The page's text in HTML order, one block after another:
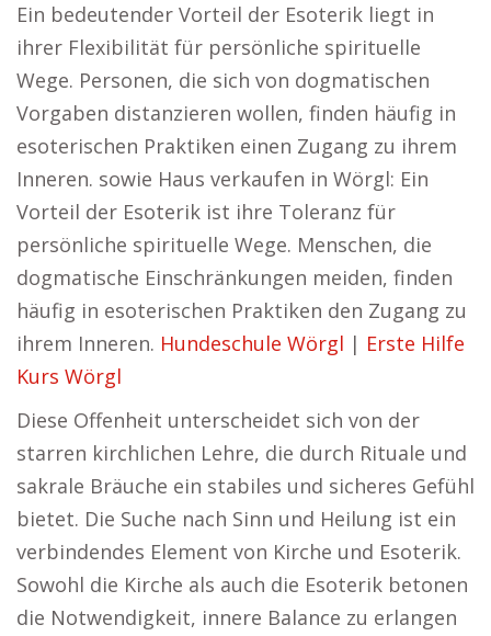
Ein bedeutender Vorteil der Esoterik liegt in
ihrer Flexibilität für persönliche spirituelle
Wege. Personen, die sich von dogmatischen
Vorgaben distanzieren wollen, finden häufig in
esoterischen Praktiken einen Zugang zu ihrem
Inneren. sowie Haus verkaufen in Wörgl: Ein
Vorteil der Esoterik ist ihre Toleranz für
persönliche spirituelle Wege. Menschen, die
dogmatische Einschränkungen meiden, finden
häufig in esoterischen Praktiken den Zugang zu
ihrem Inneren. Hundeschule Wörgl | Erste Hilfe
Kurs Wörgl
Diese Offenheit unterscheidet sich von der
starren kirchlichen Lehre, die durch Rituale und
sakrale Bräuche ein stabiles und sicheres Gefühl
bietet. Die Suche nach Sinn und Heilung ist ein
verbindendes Element von Kirche und Esoterik.
Sowohl die Kirche als auch die Esoterik betonen
die Notwendigkeit, innere Balance zu erlangen